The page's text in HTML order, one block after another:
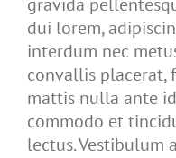
dui lorem,
interdum nec
convallis placerat,
mattis nulla ante
commodo et
lectus. Vestibulum